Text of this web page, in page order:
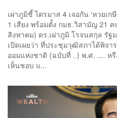
เผ่าภูมิชี้ ไตรมาส 4 เจอกัน ‘หวยเ
1 เสียง พร้อมตั้ง กมธ.วิสามัญ 21
สิงหาคม) ดร.เผ่าภูมิ โรจนสกุล รัฐ
เปิดเผยว่า ที่ประชุมวุฒิสภาได้พิจ
ออมแห่งชาติ (ฉบับที่ ..) พ.ศ. .... ห
เห็นชอบ แ...